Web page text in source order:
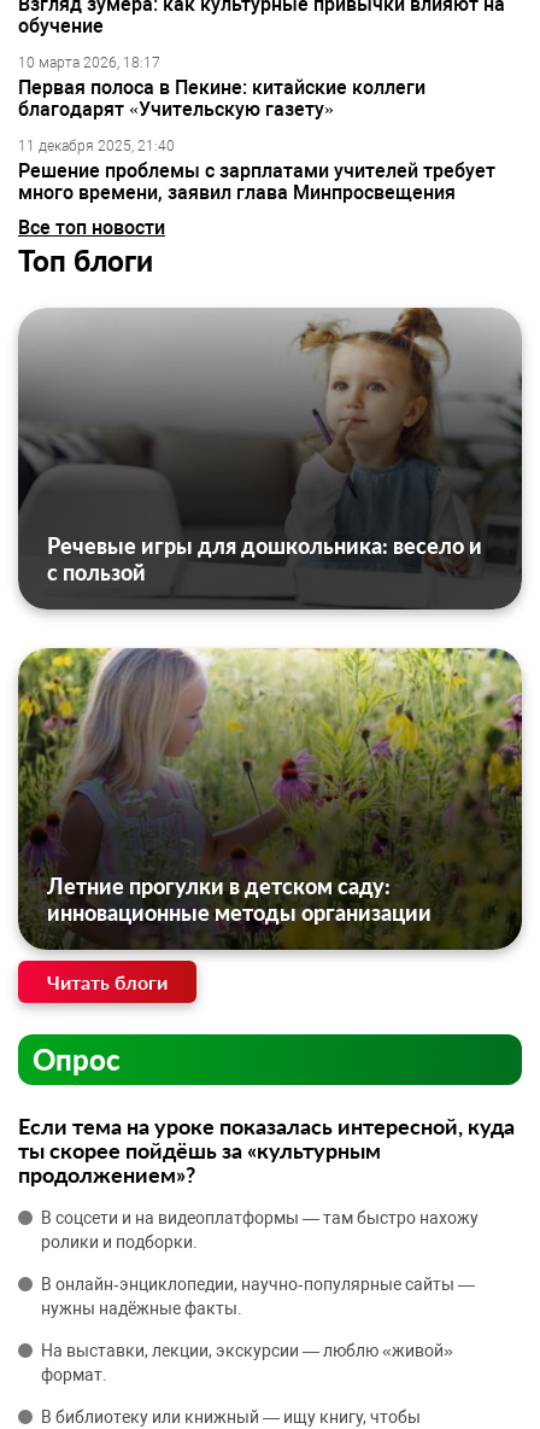
обучение
10 марта 2026, 18:17
Первая полоса в Пекине: китайские коллеги
благодарят «Учительскую газету»
11 декабря 2025, 21:40
Решение проблемы с зарплатами учителей требует
много времени, заявил глава Минпросвещения
Все топ новости
Топ блоги
Речевые игры для дошкольника: весело и
с пользой
Летние прогулки в детском саду:
инновационные методы организации
Читать блоги
Опрос
Если тема на уроке показалась интересной, куда
ты скорее пойдёшь за «культурным
продолжением»?
В соцсети и на видеоплатформы — там быстро нахожу
ролики и подборки.
В онлайн‑энциклопедии, научно‑популярные сайты —
нужны надёжные факты.
На выставки, лекции, экскурсии — люблю «живой»
формат.
В библиотеку или книжный — ищу книгу, чтобы